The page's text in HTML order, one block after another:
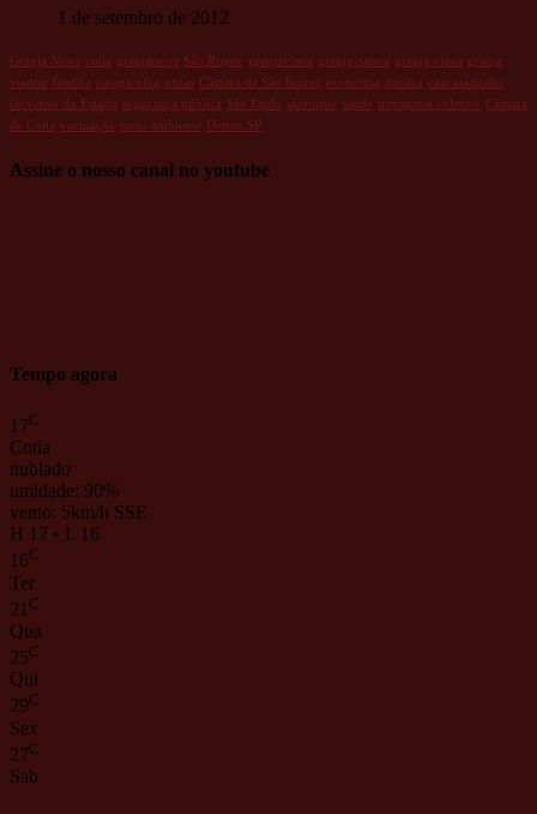
1 de setembro de 2012
Granja News cotia granjanews São Roque granjaviana granjavianna granja viana granja
vianna
Jandira carapicuiba obras Câmara de São Roque economia música caucaiadoalto
Governo do Estado segurança pública São Paulo sãoroque saúde transporte coletivo Câmara
de Cotia vacinação meio ambiente Detran.SP
Assine o nosso canal no youtube
Tempo agora
17C
Cotia
nublado
umidade: 90%
vento: 5km/h SSE
H 17 • L 16
16C
Ter
21 C
Qua
25C
Qui
29C
Sex
27C
Sab